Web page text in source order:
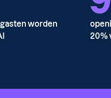
worden
20%